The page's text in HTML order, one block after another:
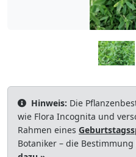
Hinweis: Die
wie Flora Incognita und
Rahmen eines
Botaniker – die